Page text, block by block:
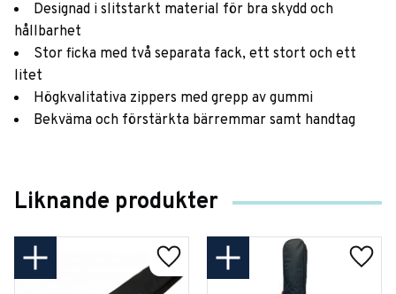
Designad i slitstarkt material för bra skydd och
hållbarhet
Stor ficka med två separata fack, ett stort och ett
litet
Högkvalitativa zippers med grepp av gummi
Bekväma och förstärkta bärremmar samt handtag
Liknande produkter